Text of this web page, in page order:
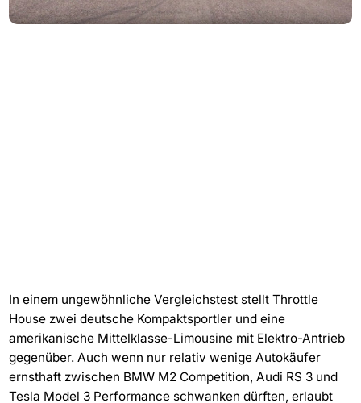
In einem ungewöhnliche Vergleichstest stellt Throttle
House zwei deutsche Kompaktsportler und eine
amerikanische Mittelklasse-Limousine mit Elektro-Antrieb
gegenüber. Auch wenn nur relativ wenige Autokäufer
ernsthaft zwischen BMW M2 Competition, Audi RS 3 und
Tesla Model 3 Performance schwanken dürften, erlaubt